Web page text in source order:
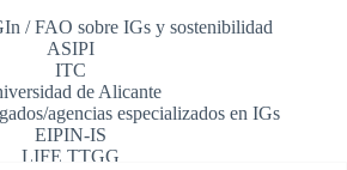
/ FAO sobre IGs y sostenibilidad
ASIPI
ITC
de Alicante
agencias especializados en IGs
EIPIN-IS
LIFE TTGG